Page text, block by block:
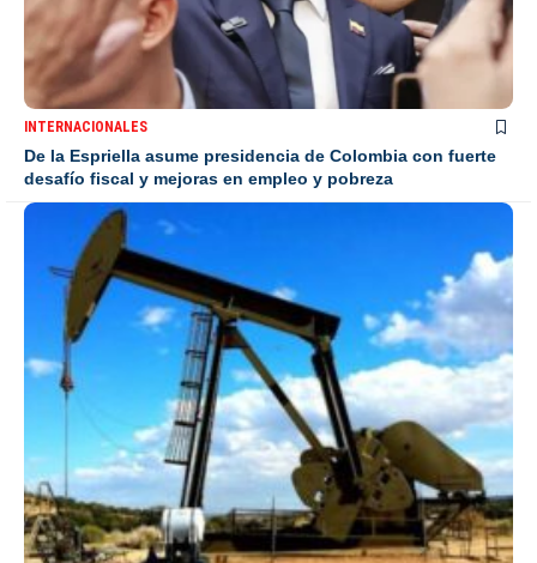
INTERNACIONALES
De la Espriella asume presidencia de Colombia con fuerte
desafío fiscal y mejoras en empleo y pobreza